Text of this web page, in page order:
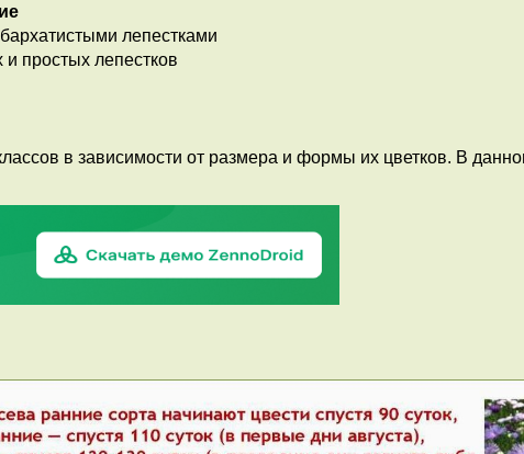
лепестками
простых лепестков
в зависимости от размера и формы их цветков. В